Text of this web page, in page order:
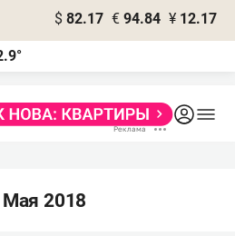
$ 82.17 € 94.84 ¥ 12.17
2018